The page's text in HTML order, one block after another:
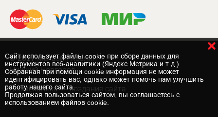
© 2017 Магазин Хозяин
Нижний Новгород
Вебмеханика— создание сайта
Cайт использует файлы cookie при сборе данных для
инструментов веб-аналитики (Яндекс.Метрика и т.д.)
Собранная при помощи cookie информация не может
идентифицировать вас, однако может помочь нам улучшить
работу нашего сайта.
Продолжая пользоваться сайтом, вы соглашаетесь с
использованием файлов cookie.